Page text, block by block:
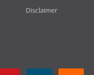
Disclaimer